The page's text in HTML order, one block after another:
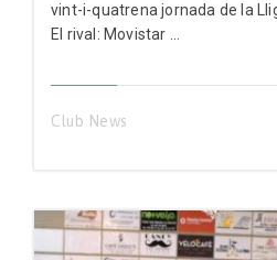
vint-i-quatrena jornada de la
El rival: Movistar ...
Club News